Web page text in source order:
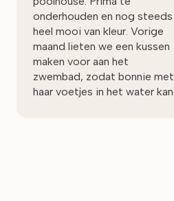
onderhouden en nog steeds
heel mooi van kleur. Vorige
maand lieten we een kussen
maken voor aan het
zwembad, zodat bonnie met
haar voetjes in het water kan